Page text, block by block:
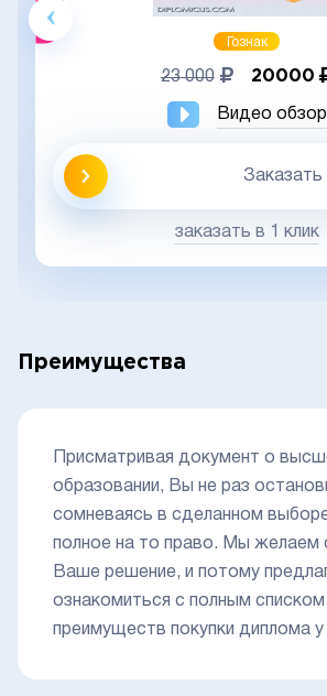
Гознак
23 000 20000
Видео обзор
Заказать
заказать в 1 клик
Преимущества
Присматривая документ о
образовании, Вы не раз
сомневаясь в сделанном
полное на то право. Мы желаем
Ваше решение, и потому
ознакомиться с полным списком
преимуществ покупки диплома у